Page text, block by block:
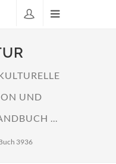
UND
...
3936